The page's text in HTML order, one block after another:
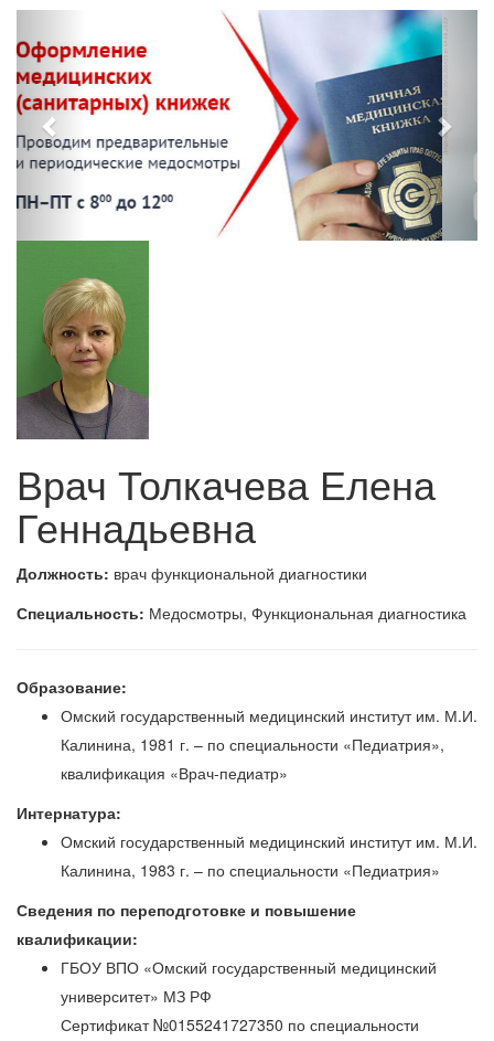
Врач Толкачева Елена
Геннадьевна
Должность: врач функциональной диагностики
Специальность: Медосмотры, Функциональная диагностика
Образование:
Омский государственный медицинский институт им. М.И.
Калинина, 1981 г. – по специальности «Педиатрия»,
квалификация «Врач-педиатр»
Интернатура:
Омский государственный медицинский институт им. М.И.
Калинина, 1983 г. – по специальности «Педиатрия»
Сведения по переподготовке и повышение
квалификации:
ГБОУ ВПО «Омский государственный медицинский
университет» МЗ РФ
Сертификат №0155241727350 по специальности